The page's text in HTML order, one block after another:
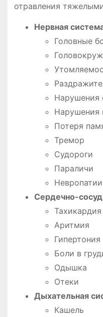
отравления
Нервная
Головные
Нарушения
Нарушения
Потеря
Тремор
Судороги
Параличи
Невропатии
Сердечно-
Тахикардия
Аритмия
Гипертония
Боли в
Одышка
Отеки
Дыхательная
Кашель